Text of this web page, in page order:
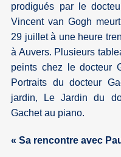
prodigués par le
Vincent van Gogh
29 juillet à une heure
à Auvers. Plusieurs
peints chez le docteur
Portraits du docteur
jardin, Le Jardin du
Gachet au piano.
« Sa rencontre avec